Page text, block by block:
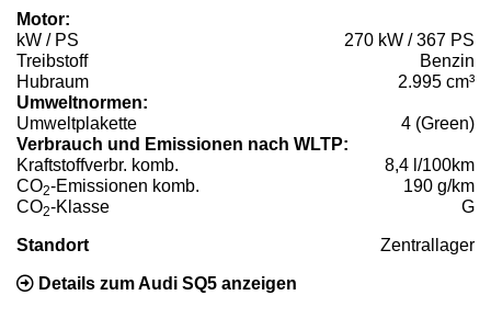
Motor:
kW / PS
270 kW / 367 PS
Treibstoff
Benzin
Hubraum
2.995 cm³
Umweltnormen:
Umweltplakette
4 (Green)
Verbrauch und Emissionen nach WLTP:
Kraftstoffverbr. komb.
8,4 l/100km
CO2-Emissionen komb.
190 g/km
CO2-Klasse G
Standort Zentrallager
Details zum Audi SQ5 anzeigen